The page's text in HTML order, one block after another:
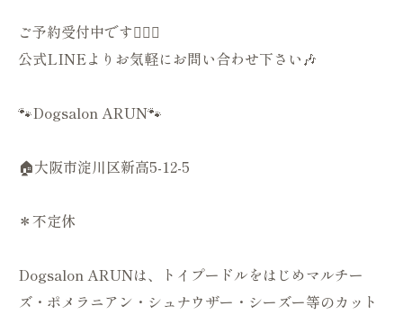
ご予約受付中です💁🏻‍♀️
公式LINEよりお気軽にお問い合わせ下さい🎶
🐾Dogsalon ARUN🐾
🏠大阪市淀川区新高5-12-5
＊不定休
Dogsalon ARUNは、トイプードルをはじめマルチー
ズ・ポメラニアン・シュナウザー・シーズー等のカット